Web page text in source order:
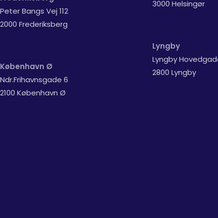
Peter Bangs Vej 112
2000 Frederiksberg
København Ø
Ndr.Frihavnsgade 6
2100 København Ø
3000 Helsingør
Lyngby
Lyngby
2800 Lyngby